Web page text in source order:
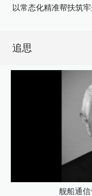
以常态化精准帮扶筑
追思
舰船通